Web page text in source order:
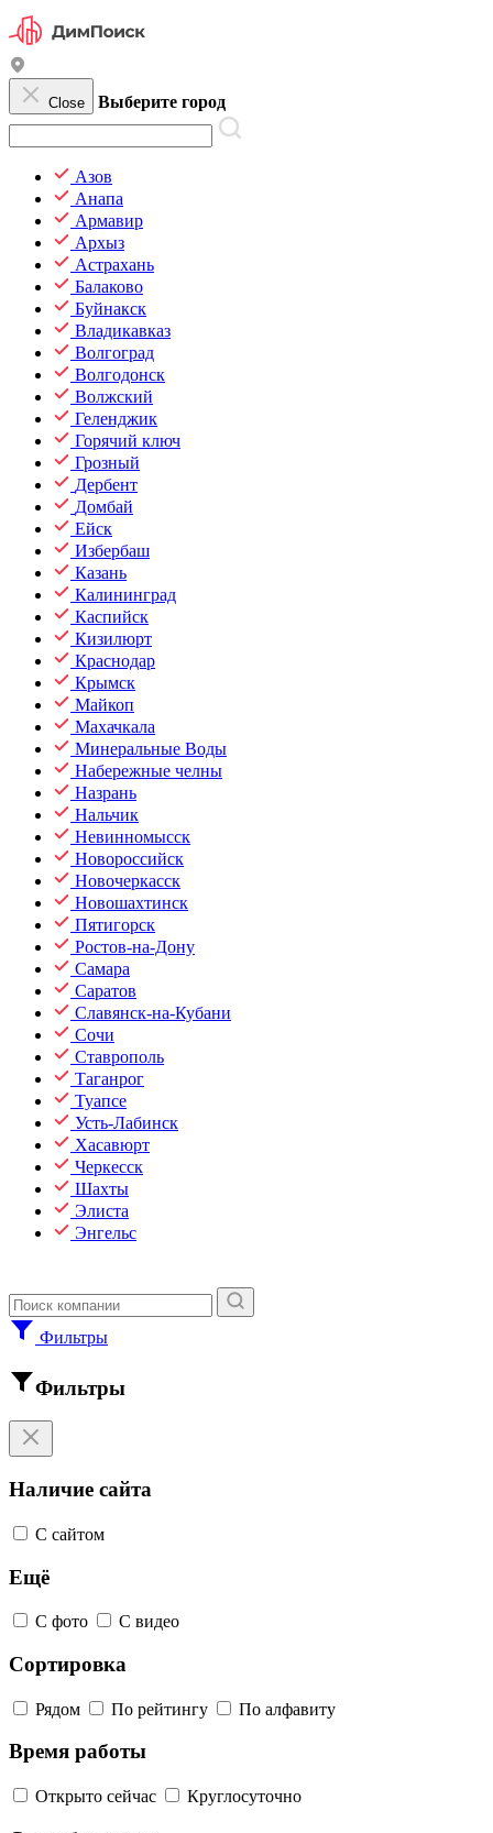
Close Выберите город
Азов
Анапа
Армавир
Архыз
Астрахань
Балаково
Буйнакск
Владикавказ
Волгоград
Волгодонск
Волжский
Геленджик
Горячий ключ
Грозный
Дербент
Домбай
Ейск
Избербаш
Казань
Калининград
Каспийск
Кизилюрт
Краснодар
Крымск
Майкоп
Махачкала
Минеральные Воды
Набережные челны
Назрань
Нальчик
Невинномысск
Новороссийск
Новочеркасск
Новошахтинск
Пятигорск
Ростов-на-Дону
Самара
Саратов
Славянск-на-Кубани
Сочи
Ставрополь
Таганрог
Туапсе
Усть-Лабинск
Хасавюрт
Черкесск
Шахты
Элиста
Энгельс
Фильтры
Фильтры
Наличие сайта
С сайтом
Ещё
С фото С видео
Сортировка
Рядом По рейтингу По алфавиту
Время работы
Открыто сейчас Круглосуточно